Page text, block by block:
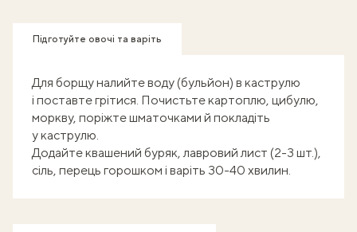
Підготуйте овочі та варіть
Для борщу налийте воду (бульйон) в каструлю
і поставте грітися. Почистьте картоплю, цибулю,
моркву, поріжте шматочками й покладіть
у каструлю.
Додайте квашений буряк, лавровий лист (2-3 шт.),
сіль, перець горошком і варіть 30-40 хвилин.